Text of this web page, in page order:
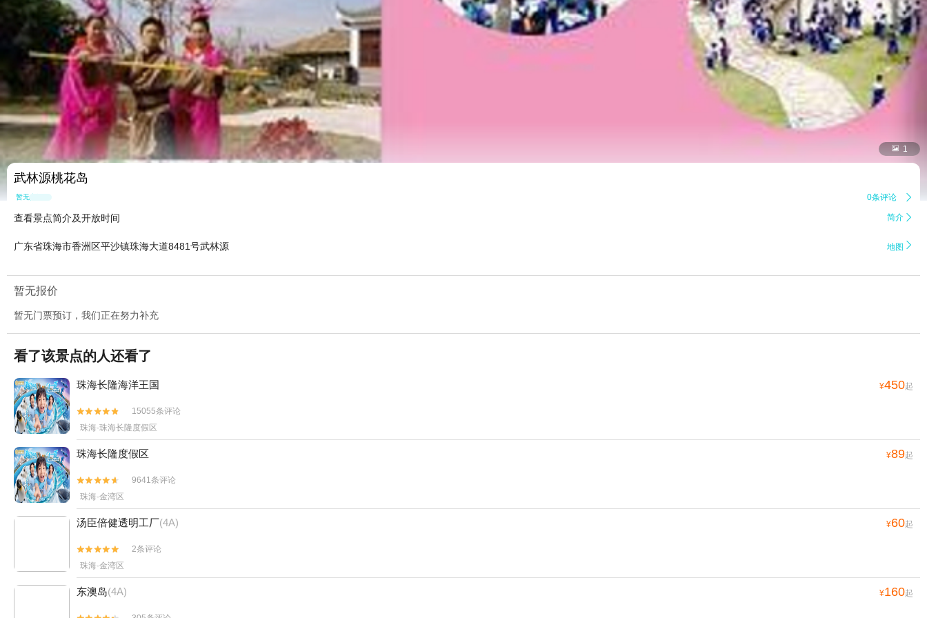
 1
武林源桃花岛
暂无点评 0条评论 
查看景点简介及开放时间 简介 
广东省珠海市香洲区平沙镇珠海大道8481号武林源 地图 
暂无报价
暂无门票预订，我们正在努力补充
看了该景点的人还看了
珠海长隆海洋王国 ¥450起


15055条评论
珠海·珠海长隆度假区
珠海长隆度假区 ¥89起


9641条评论
珠海·金湾区
汤臣倍健透明工厂(4A) ¥60起


2条评论
珠海·金湾区
东澳岛(4A) ¥160起